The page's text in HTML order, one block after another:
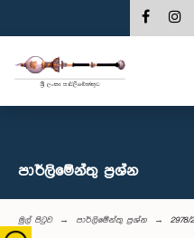
පාර්ලි‌මේන්තු‌ ප්‍රශ්න
මුල් පිටුව පාර්ලි‌මේන්තු‌ ප්‍රශ්න